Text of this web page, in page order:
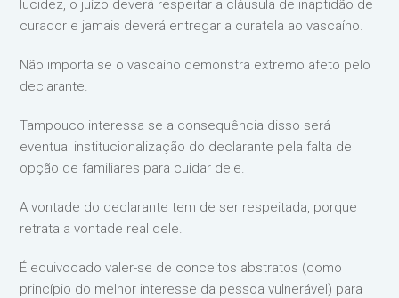
lucidez, o juízo deverá respeitar a cláusula de inaptidão de
curador e jamais deverá entregar a curatela ao vascaíno.
Não importa se o vascaíno demonstra extremo afeto pelo
declarante.
Tampouco interessa se a consequência disso será
eventual institucionalização do declarante pela falta de
opção de familiares para cuidar dele.
A vontade do declarante tem de ser respeitada, porque
retrata a vontade real dele.
É equivocado valer-se de conceitos abstratos (como
princípio do melhor interesse da pessoa vulnerável) para